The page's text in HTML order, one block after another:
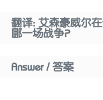
翻译: 艾森豪威尔
哪一场战争？
Answer / 答案